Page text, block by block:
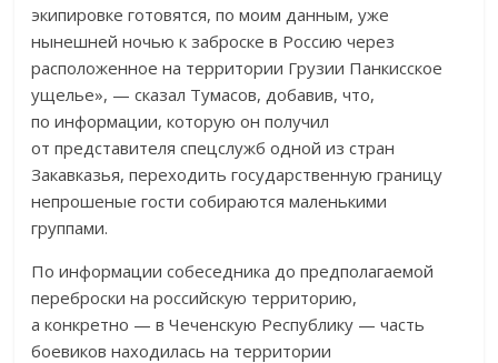
экипировке готовятся, по моим данным, уже
нынешней ночью к заброске в Россию через
расположенное на территории Грузии Панкисское
ущелье», — сказал Тумасов, добавив, что,
по информации, которую он получил
от представителя спецслужб одной из стран
Закавказья, переходить государственную границу
непрошеные гости собираются маленькими
группами.
По информации собеседника до предполагаемой
переброски на российскую территорию,
а конкретно — в Чеченскую Республику — часть
боевиков находилась на территории